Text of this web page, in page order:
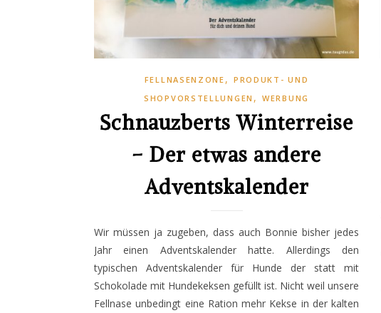
FELLNASENZONE , PRODUKT- UND
SHOPVORSTELLUNGEN , WERBUNG
Schnauzberts Winterreise
– Der etwas andere
Adventskalender
Wir müssen ja zugeben, dass auch Bonnie bisher jedes
Jahr einen Adventskalender hatte. Allerdings den
typischen Adventskalender für Hunde der statt mit
Schokolade mit Hundekeksen gefüllt ist. Nicht weil unsere
Fellnase unbedingt eine Ration mehr Kekse in der kalten